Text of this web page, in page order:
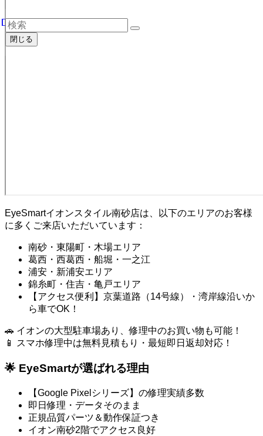
EyeSmartイオンスタイル南砂店は、以下のエリアのお客様
に多くご来店いただいています：
南砂・東陽町・木場エリア
葛西・西葛西・船堀・一之江
浦安・新浦安エリア
錦糸町・住吉・亀戸エリア
【アクセス便利】京葉道路（14号線）・湾岸線沿いか
ら車でOK！
🚗 イオンの大型駐車場あり、修理中のお買い物も可能！
📱 スマホ修理中は無料見積もり・最短即日返却対応！
🌟 EyeSmartが選ばれる理由
【Google Pixelシリーズ】の修理実績多数
即日修理・データそのまま
正規品質パーツ＆動作保証つき
イオン南砂2階でアクセス良好
閉じる